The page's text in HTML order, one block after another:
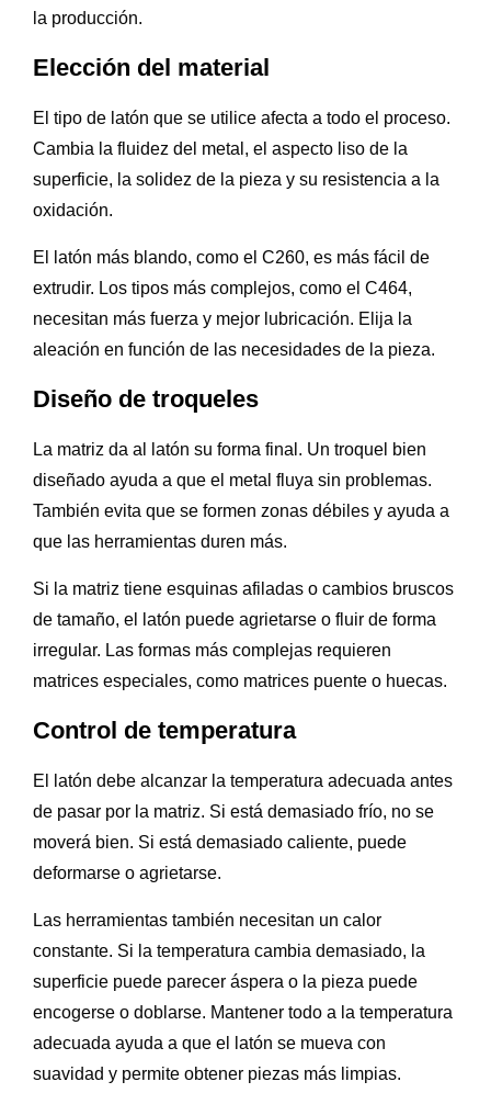
la producción.
Elección del material
El tipo de latón que se utilice afecta a todo el proceso.
Cambia la fluidez del metal, el aspecto liso de la
superficie, la solidez de la pieza y su resistencia a la
oxidación.
El latón más blando, como el C260, es más fácil de
extrudir. Los tipos más complejos, como el C464,
necesitan más fuerza y mejor lubricación. Elija la
aleación en función de las necesidades de la pieza.
Diseño de troqueles
La matriz da al latón su forma final. Un troquel bien
diseñado ayuda a que el metal fluya sin problemas.
También evita que se formen zonas débiles y ayuda a
que las herramientas duren más.
Si la matriz tiene esquinas afiladas o cambios bruscos
de tamaño, el latón puede agrietarse o fluir de forma
irregular. Las formas más complejas requieren
matrices especiales, como matrices puente o huecas.
Control de temperatura
El latón debe alcanzar la temperatura adecuada antes
de pasar por la matriz. Si está demasiado frío, no se
moverá bien. Si está demasiado caliente, puede
deformarse o agrietarse.
Las herramientas también necesitan un calor
constante. Si la temperatura cambia demasiado, la
superficie puede parecer áspera o la pieza puede
encogerse o doblarse. Mantener todo a la temperatura
adecuada ayuda a que el latón se mueva con
suavidad y permite obtener piezas más limpias.